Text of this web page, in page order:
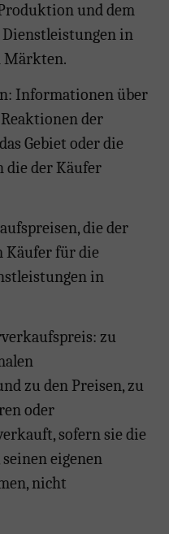
und dem
in
Märkten.
Informationen über
der
Gebiet oder die
die der Käufer
die der
Käufer für die
in
zu
zu den Preisen, zu
oder
sofern sie die
eigenen
nicht